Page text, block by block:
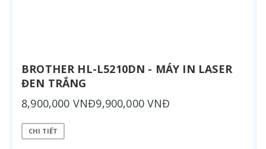
BROTHER HL-L5210DN - MÁY IN LASER
ĐEN TRẮNG
8,900,000 VNĐ9,900,000 VNĐ
CHI TIẾT